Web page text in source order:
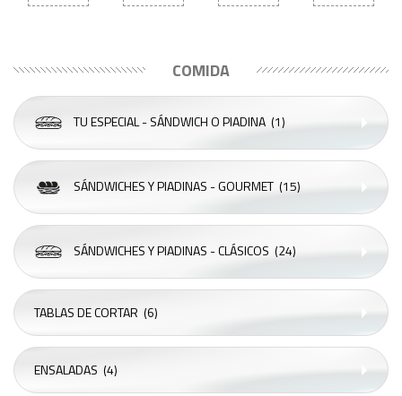
COMIDA
TU ESPECIAL - SÁNDWICH O PIADINA (1)
SÁNDWICHES Y PIADINAS - GOURMET (15)
SÁNDWICHES Y PIADINAS - CLÁSICOS (24)
TABLAS DE CORTAR (6)
ENSALADAS (4)